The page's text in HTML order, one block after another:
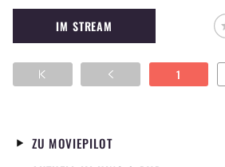
seiner Herde auf ein
großen Stadt.
IM STREAM
1
ZU MOVIEPILOT